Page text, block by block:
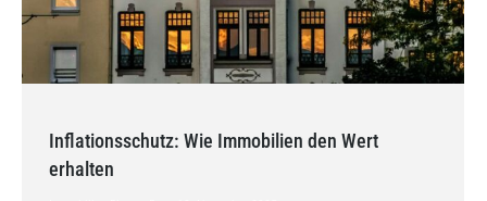
Inflationsschutz: Wie Immobilien den Wert
erhalten